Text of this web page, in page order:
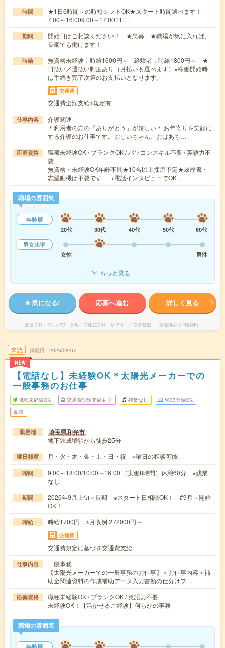
時間
★1日6時間～の時短シフトOK★スタート時間選べます！
7:00～16:009:00～17:0011:…
期間
開始日はご相談ください！ ★急募 ★職場が気に入れば、
長期でも働けます！
時給
無資格未経験：時給1600円～ 経験者：時給1800円～ ★
日払い／週払い制度あり（月払いも選べます）※稼働開始時
は手続き完了次第のお支払いとなります。
交通費
交通費全額支給※規定有
仕事内容
介護関連
＊利用者の方の「ありがとう」が嬉しい＊ お年寄りを笑顔に
する介護のお仕事です。おじいちゃん、おばあち…
応募資格
職種未経験OK / ブランクOK / パソコンスキル不要 / 英語力不
要
無資格・未経験OK年齢不問★10名以上採用予定★履歴書・
志望動機は不要です →電話インタビューでOK…
職場の雰囲気
年齢層
20代
30代 40代 50代
60代
男女比率
女性
男性
もっと見る
気になる! 応募へ進む 詳しく見る
派遣会社 マンパワーグループ株式会社 ケアサービス事業部 （医療福祉介護関連）
未読
NEW
掲載日 2026/08/07
【電話なし】未経験OK＊太陽光メーカーでの
一般事務のお仕事
職種未経験OK 交通費別途支給あり 残業なし WEB登録OK
派遣
勤務地 埼玉県和光市
地下鉄成増駅から徒歩25分
曜日頻度 月・火・木・金・土・日・祝 ※曜日の相談可能
時間
9:00～18:00/10:00～16:00 （実働8時間）休憩60分 ※残業
なし
期間
2026年9月上旬～長期 ※スタート日相談OK！ #9月～開始
OK！
時給 時給1700円 ※月収例 272000円～
交通費
交通費規定に基づき交通費支給
仕事内容
一般事務
【太陽光メーカーでの一般事務のお仕事】＜お仕事内容＞補
助金関連資料の作成補助データ入力書類の仕分けフ…
応募資格
職種未経験OK / ブランクOK / 英語力不要
未経験OK！【活かせるご経験】何らかの事務
職場の雰囲気